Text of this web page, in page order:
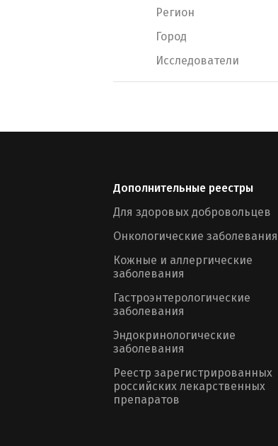
Регион
Город
Исследователи
Дополнительные реестры
Для здоровых добровольцев
Онкологические заболевания
Кожные и аллергические
заболевания
Гастроэнтерологические
заболевания
Эндокринологические
заболевания
Реестр зарегистрированных
российских лекарственных
препаратов